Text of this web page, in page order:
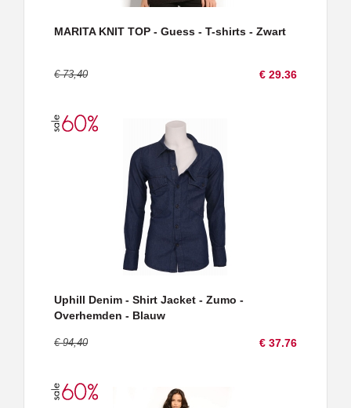
MARITA KNIT TOP - Guess - T-shirts - Zwart
€ 73,40 € 29.36
Uphill Denim - Shirt Jacket - Zumo -
Overhemden - Blauw
€ 94,40 € 37.76